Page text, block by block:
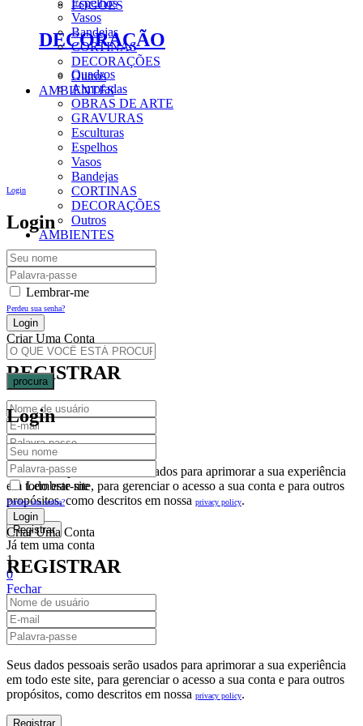
Vasos
Bandejas
CORTINAS
DECORAÇÕES
Outros
AMBIENTES
Login
Login
Lembrar-me
Perdeu sua senha?
Criar Uma Conta
REGISTRAR
Seus dados pessoais serão usados para aprimorar a sua experiência
em todo este site, para gerenciar o acesso a sua conta e para outros
propósitos, como descritos em nossa privacy policy.
Já tem uma conta
1
0
Fechar
Carrinho De Compras(0)
No products in the cart.
FOGÕES
DECORAÇÃO
Quadros
Almofadas
OBRAS DE ARTE
GRAVURAS
Esculturas
Espelhos
Vasos
Bandejas
CORTINAS
DECORAÇÕES
Outros
AMBIENTES
procura
Login
Lembrar-me
Perdeu sua senha?
Criar Uma Conta
REGISTRAR
Seus dados pessoais serão usados para aprimorar a sua experiência
em todo este site, para gerenciar o acesso a sua conta e para outros
propósitos, como descritos em nossa privacy policy.